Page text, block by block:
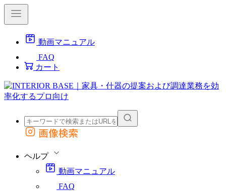
動画マニュアル
FAQ
カート
外部サイトの商品をカートに追加
画像検索
ヘルプ
動画マニュアル
FAQ